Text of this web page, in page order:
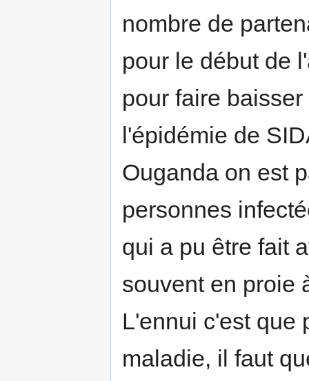
nombre de
pour le début de
pour faire
l'épidémie de
Ouganda on est
personnes
qui a pu être fait
souvent en proie
L'ennui c'est que
maladie, il faut